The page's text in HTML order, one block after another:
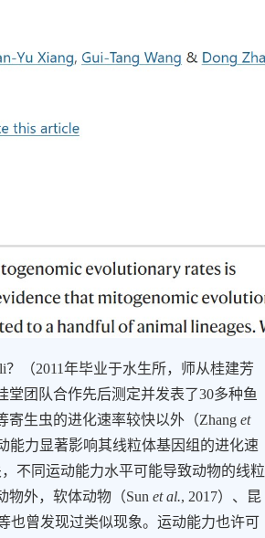
（2011年毕业于水生所，师从桂建芳
堂团队合作先后测定并发表了30多种鱼
寄生虫的进化速率较快以外（Zhanget
能力显著影响其线粒体基因组的进化速
不同运动能力水平可能导致动物的线粒
物外，软体动物（Sun et al., 2017） 、昆
也曾发现过类似现象。运动能力也许可